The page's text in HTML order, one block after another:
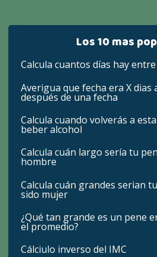
Los 10 mas
Calcula cuantos días hay
Averigua que fecha era X dias
después de una fecha
Calcula cuando volverás a
beber alcohol
Calcula cuán largo sería tu
hombre
Calcula cuán grandes serian
sido mujer
¿Qué tan grande es un pene
el promedio?
Cálciulo inverso del IMC